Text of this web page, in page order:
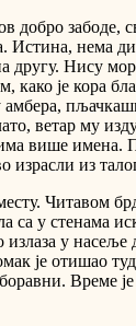
добро забоде,
Истина, нема
другу. Нису
како је кора
амбера,
ветар му
више имена.
израсли из
Читавом
са у стенама
излаза у
је отишао
Време